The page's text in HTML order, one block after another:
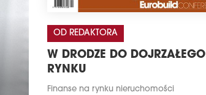
OD REDAKTORA
W DRODZE DO DOJRZAŁEGO
RYNKU
Finanse na rynku nieruchomości